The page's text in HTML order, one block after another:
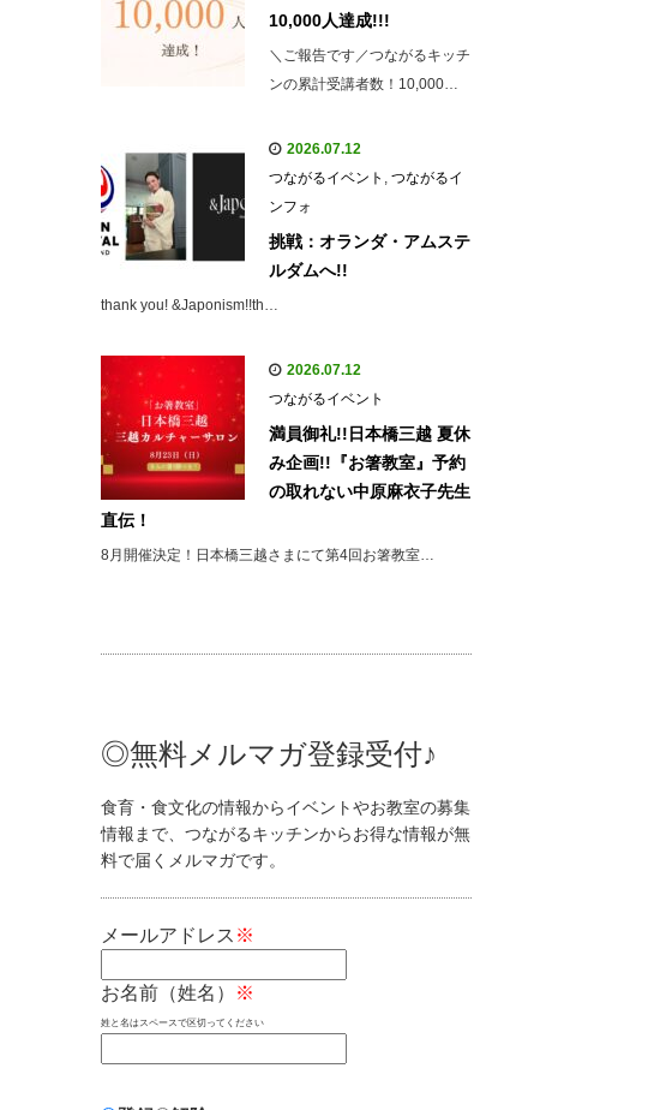
10,000人達成!!!
＼ご報告です／つながるキッチ
ンの累計受講者数！10,000…
2026.07.12
つながるイベント ,つながるイ
ンフォ
挑戦：オランダ・アムステ
ルダムへ!!
thank you! &Japonism!!th…
2026.07.12
つながるイベント
満員御礼!!日本橋三越 夏休
み企画!!『お箸教室』予約
の取れない中原麻衣子先生
直伝！
8月開催決定！日本橋三越さまにて第4回お箸教室…
◎無料メルマガ登録受付♪
食育・食文化の情報からイベントやお教室の募集
情報まで、つながるキッチンからお得な情報が無
料で届くメルマガです。
メールアドレス ※
お名前（姓名） ※
姓と名はスペースで区切ってください